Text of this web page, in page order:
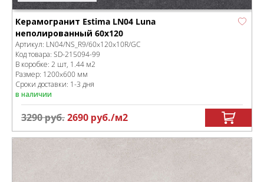
Керамогранит Estima LN04 Luna
неполированный 60x120
Артикул: LN04/NS_R9/60x120x10R/GC
Код товара: SD-215094-99
В коробке: 2 шт, 1.44 м2
Размер: 1200x600 мм
Сроки доставки: 1-3 дня
в наличии
3290руб.2690 руб./м2